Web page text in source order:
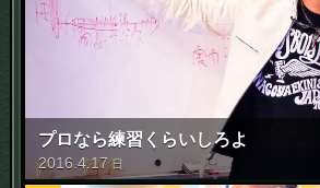
プロなら練習くらいしろよ
2016 .4.17 日